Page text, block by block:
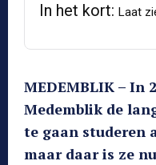
In het kort: Laat
MEDEMBLIK – In
Medemblik de
te gaan studeren
maar daar is ze